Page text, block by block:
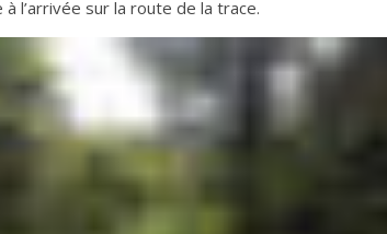
l’arrivée sur la route de la trace.